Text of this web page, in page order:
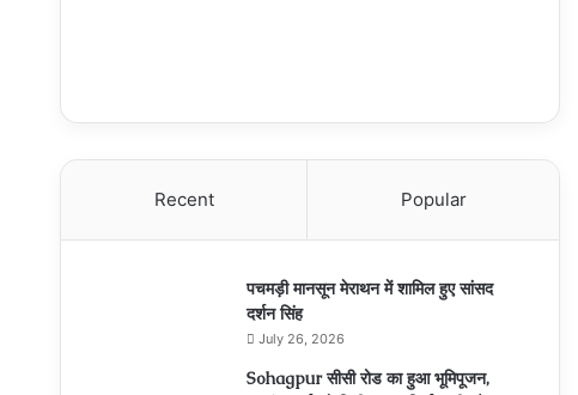
Recent Popular
पचमड़ी मानसून मेराथन में शामिल हुए सांसद
दर्शन सिंह
July 26, 2026
Sohagpur सीसी रोड का हुआ भूमिपूजन,